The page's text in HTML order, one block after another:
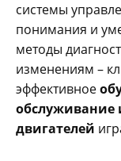
системы
понимания и
методы
изменениям –
эффективное
обслуживание
двигателей